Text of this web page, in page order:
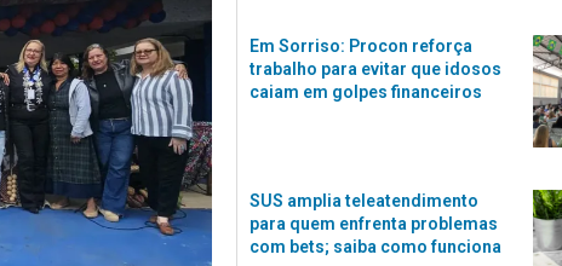
Em Sorriso: Procon reforça
trabalho para evitar que idosos
caiam em golpes financeiros
SUS amplia teleatendimento
para quem enfrenta problemas
com bets; saiba como funciona